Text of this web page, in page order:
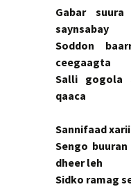
Gabar
saynsabay
Soddon
ceegaagta
Salli gogola
qaaca
Sannifaad
Sengo
dheer leh
Sidko ramag